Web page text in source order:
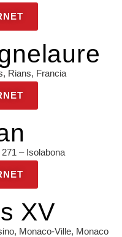
Rians, Francia
– Isolabona
XV
Monaco-Ville, Monaco